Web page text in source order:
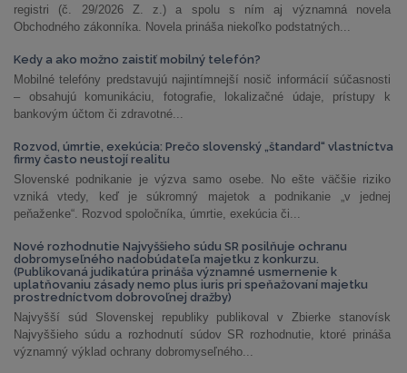
registri (č. 29/2026 Z. z.) a spolu s ním aj významná novela
Obchodného zákonníka. Novela prináša niekoľko podstatných...
Kedy a ako možno zaistiť mobilný telefón?
Mobilné telefóny predstavujú najintímnejší nosič informácií súčasnosti
– obsahujú komunikáciu, fotografie, lokalizačné údaje, prístupy k
bankovým účtom či zdravotné...
Rozvod, úmrtie, exekúcia: Prečo slovenský „štandard“ vlastníctva
firmy často neustojí realitu
Slovenské podnikanie je výzva samo osebe. No ešte väčšie riziko
vzniká vtedy, keď je súkromný majetok a podnikanie „v jednej
peňaženke“. Rozvod spoločníka, úmrtie, exekúcia či...
Nové rozhodnutie Najvyššieho súdu SR posilňuje ochranu
dobromyseľného nadobúdateľa majetku z konkurzu.
(Publikovaná judikatúra prináša významné usmernenie k
uplatňovaniu zásady nemo plus iuris pri speňažovaní majetku
prostredníctvom dobrovoľnej dražby)
Najvyšší súd Slovenskej republiky publikoval v Zbierke stanovísk
Najvyššieho súdu a rozhodnutí súdov SR rozhodnutie, ktoré prináša
významný výklad ochrany dobromyseľného...